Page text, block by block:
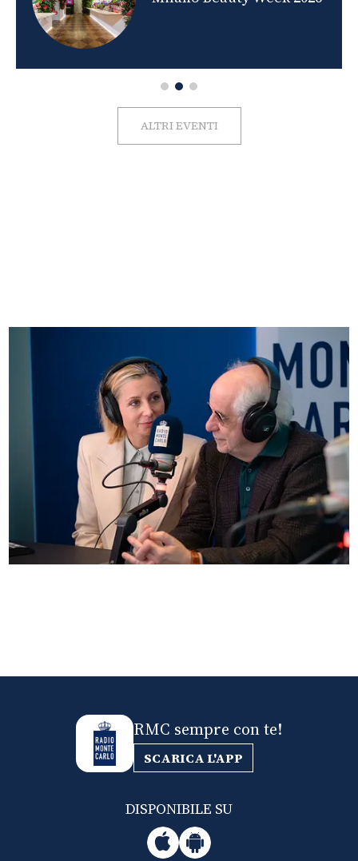
ALTRI EVENTI
RMC sempre con te!
SCARICA L'APP
DISPONIBILE SU